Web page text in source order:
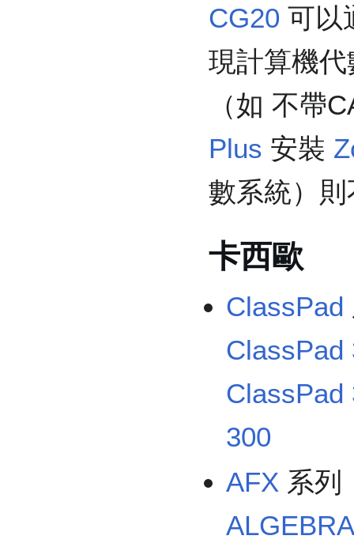
CG20 可以
現計算機
（如 不帶
Plus 安裝
數系統）
卡西歐
ClassPad
ClassPad
ClassPad
300
AFX 系